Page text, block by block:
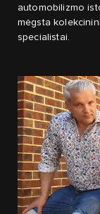
automobilizmo
mėgsta
specialistai.